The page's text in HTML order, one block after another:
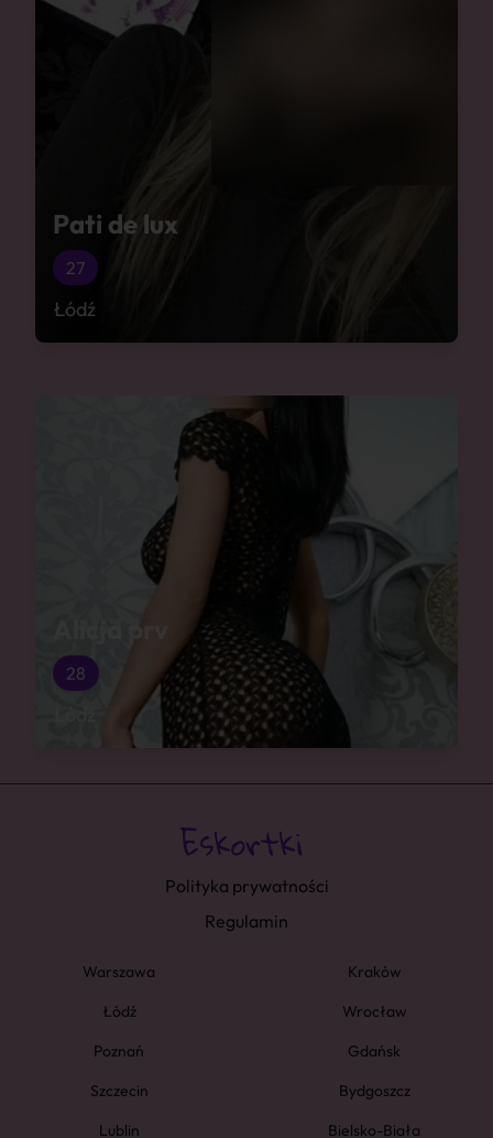
Pati de lux
27
Łódź
28
Polityka prywatności
Regulamin
Warszawa
Kraków
Łódź
Wrocław
Poznań
Gdańsk
Szczecin
Bydgoszcz
Lublin
Bielsko-Biała